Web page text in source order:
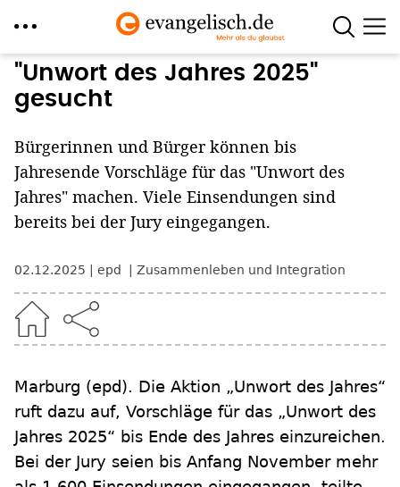
Direkt
zum
Inhalt
"Unwort des Jahres 2025"
gesucht
Bürgerinnen und Bürger können bis
Jahresende Vorschläge für das "Unwort des
Jahres" machen. Viele Einsendungen sind
bereits bei der Jury eingegangen.
02.12.2025 epd Zusammenleben und Integration
Marburg (epd). Die Aktion „Unwort des Jahres“
ruft dazu auf, Vorschläge für das „Unwort des
Jahres 2025“ bis Ende des Jahres einzureichen.
Bei der Jury seien bis Anfang November mehr